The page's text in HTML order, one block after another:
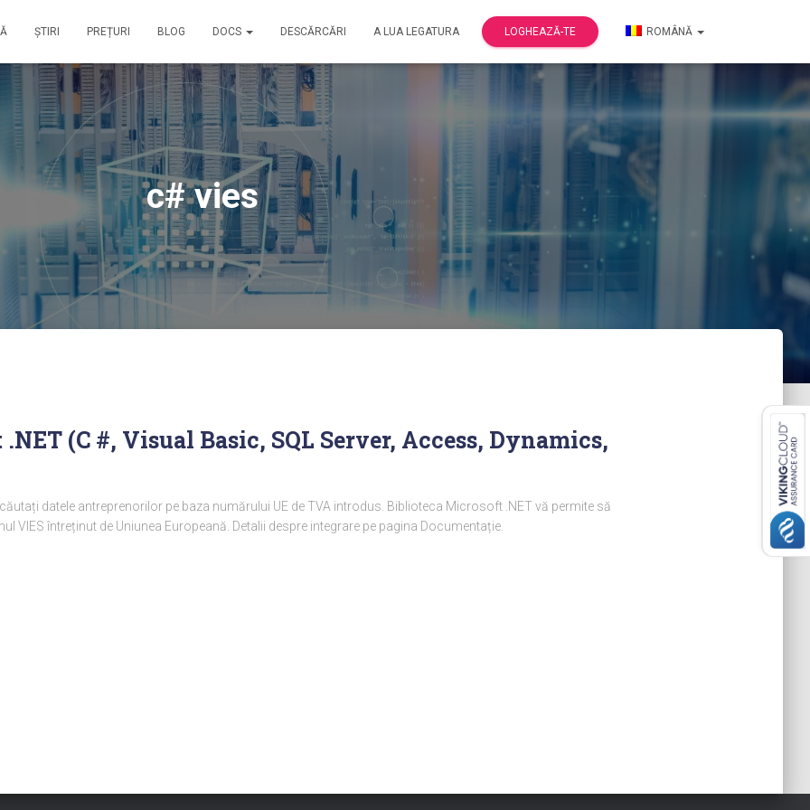
ȘTIRI PREȚURI BLOG DOCS DESCĂRCĂRI A LUA LEGATURA LOGHEAZĂ-TE ROMÂNĂ
c# vies
(C #, Visual Basic, SQL Server, Access, Dynamics,
datele antreprenorilor pe baza numărului UE de TVA introdus. Biblioteca Microsoft .NET vă permite să
VIES întreținut de Uniunea Europeană. Detalii despre integrare pe pagina Documentație.